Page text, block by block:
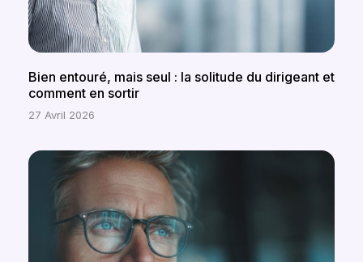
Bien entouré, mais seul : la solitude du dirigeant et
comment en sortir
27 Avril 2026